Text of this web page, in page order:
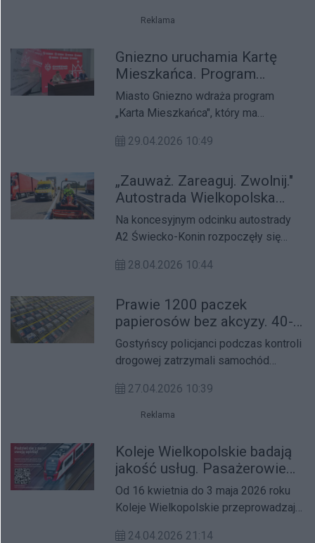
Reklama
Gniezno uruchamia Kartę
Mieszkańca. Program
startuje w czerwcu
Miasto Gniezno wdraża program
„Karta Mieszkańca", który ma
finansowe mieszkańcom oraz
Uchwała w tej sprawie trafi pod
obrady Rady Miasta podczas
najbliższej sesji, program ma
wystartować w czerwcu bieżącego
29.04.2026 10:49
„Zauważ. Zareaguj. Zwolnij."
Autostrada Wielkopolska
rusza z kampanią na rzecz
bezpieczeństwa
pracowników drogowych
Na koncesyjnym odcinku autostrady
A2 Świecko-Konin rozpoczęły się
wznowieniu towarzyszy kampania
Zwolnij!", której celem jest zwrócenie
uwagi kierowców na pracowników i
sprzęt obecnych na pasach ruchu.
28.04.2026 10:44
Prawie 1200 paczek
papierosów bez akcyzy. 40-
latek z powiatu gostyńskiego
z zarzutem
Gostyńscy policjanci podczas kontroli
drogowej zatrzymali samochód
znajdowało się 1050 paczek
papierosów bez polskich znaków
27.04.2026 10:39
Reklama
Koleje Wielkopolskie badają
jakość usług. Pasażerowie
mogą wypełnić ankietę
Od 16 kwietnia do 3 maja 2026 roku
Koleje Wielkopolskie przeprowadzają
24.04.2026 21:14